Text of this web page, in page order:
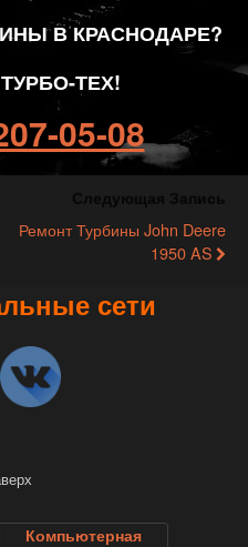
В КРАСНОДАРЕ?
ТЕХ!
05-08
Ремонт Турбины John Deere
1950 AS
сети
Компьютерная